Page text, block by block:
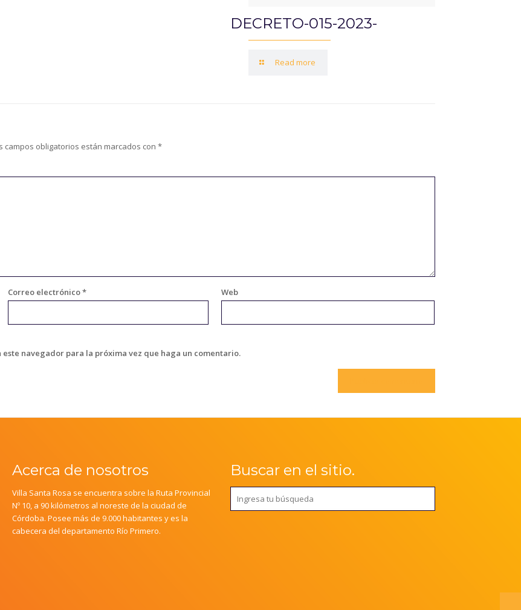
DECRETO-015-2023-
Read more
campos obligatorios están marcados con *
Correo electrónico* Web
navegador para la próxima vez que haga un comentario.
Acerca de nosotros
Villa Santa Rosa se encuentra sobre la Ruta Provincial
Nº 10, a 90 kilómetros al noreste de la ciudad de
Córdoba. Posee más de 9.000 habitantes y es la
cabecera del departamento Río Primero.
Buscar en el sitio.